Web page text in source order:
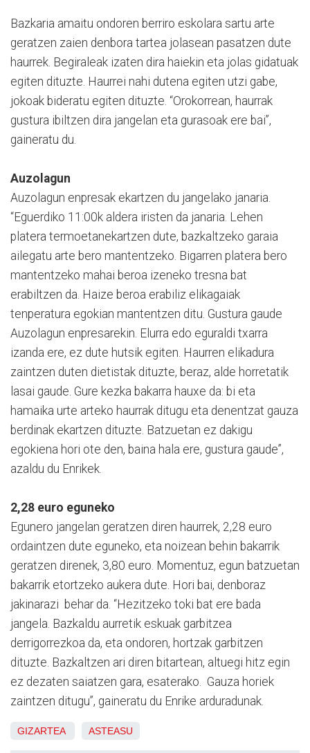
Bazkaria amaitu ondoren berriro eskolara sartu arte
geratzen zaien denbora tartea jolasean pasatzen dute
haurrek. Begiraleak izaten dira haiekin eta jolas gidatuak
egiten dituzte. Haurrei nahi dutena egiten utzi gabe,
jokoak bideratu egiten dituzte. “Orokorrean, haurrak
gustura ibiltzen dira jangelan eta gurasoak ere bai”,
gaineratu du.
Auzolagun
Auzolagun enpresak ekartzen du jangelako janaria.
“Eguerdiko 11:00k aldera iristen da janaria. Lehen
platera termoetanekartzen dute, bazkaltzeko garaia
ailegatu arte bero mantentzeko. Bigarren platera bero
mantentzeko mahai beroa izeneko tresna bat
erabiltzen da. Haize beroa erabiliz elikagaiak
tenperatura egokian mantentzen ditu. Gustura gaude
Auzolagun enpresarekin. Elurra edo eguraldi txarra
izanda ere, ez dute hutsik egiten. Haurren elikadura
zaintzen duten dietistak dituzte, beraz, alde horretatik
lasai gaude. Gure kezka bakarra hauxe da: bi eta
hamaika urte arteko haurrak ditugu eta denentzat gauza
berdinak ekartzen dituzte. Batzuetan ez dakigu
egokiena hori ote den, baina hala ere, gustura gaude”,
azaldu du Enrikek.
2,28 euro eguneko
Egunero jangelan geratzen diren haurrek, 2,28 euro
ordaintzen dute eguneko, eta noizean behin bakarrik
geratzen direnek, 3,80 euro. Momentuz, egun batzuetan
bakarrik etortzeko aukera dute. Hori bai, denboraz
jakinarazi behar da. “Hezitzeko toki bat ere bada
jangela. Bazkaldu aurretik eskuak garbitzea
derrigorrezkoa da, eta ondoren, hortzak garbitzen
dituzte. Bazkaltzen ari diren bitartean, altuegi hitz egin
ez dezaten saiatzen gara, esaterako. Gauza horiek
zaintzen ditugu”, gaineratu du Enrike arduradunak.
GIZARTEA ASTEASU